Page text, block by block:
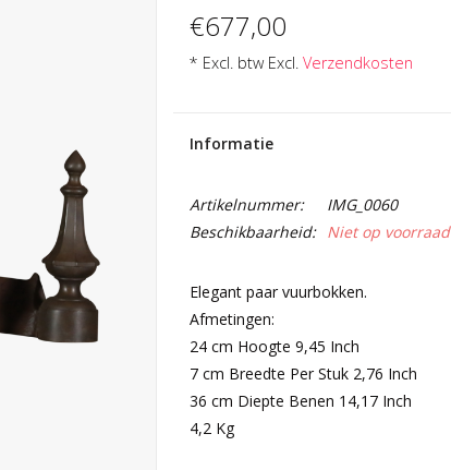
€677,00
* Excl. btw Excl. Verzendkosten
Informatie
Artikelnummer:
IMG_0060
Beschikbaarheid:
Niet op voorraad
Elegant paar vuurbokken.
Afmetingen:
24 cm Hoogte 9,45 Inch
7 cm Breedte Per Stuk 2,76 Inch
36 cm Diepte Benen 14,17 Inch
4,2 Kg